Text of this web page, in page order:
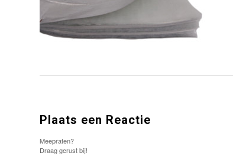
Plaats een Reactie
Meepraten?
Draag gerust bij!